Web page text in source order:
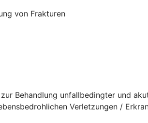
von Frakturen
Behandlung unfallbedingter und
Verletzungen /